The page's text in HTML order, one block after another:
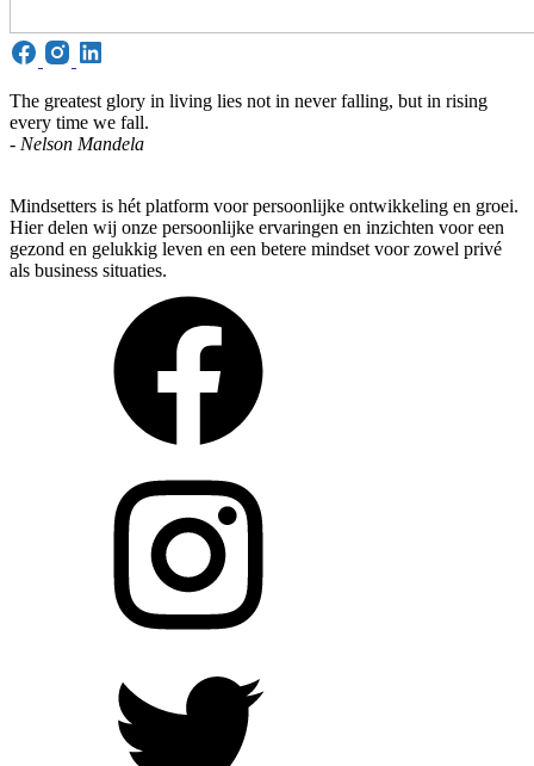
The greatest glory in living lies not in never falling, but in rising
every time we fall.
- Nelson Mandela
Mindsetters is hét platform voor persoonlijke ontwikkeling en groei.
Hier delen wij onze persoonlijke ervaringen en inzichten voor een
gezond en gelukkig leven en een betere mindset voor zowel privé
als business situaties.